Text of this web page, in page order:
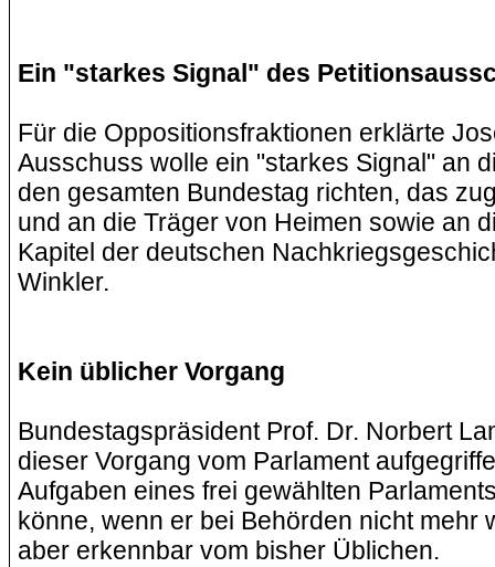
Ein "starkes Signal" des
Für die Oppositionsfraktionen erklärte
Ausschuss wolle ein "starkes Signal" an
den gesamten Bundestag richten, das
und an die Träger von Heimen sowie an
Kapitel der deutschen
Winkler.
Kein üblicher Vorgang
Bundestagspräsident Prof. Dr. Norbert
dieser Vorgang vom Parlament
Aufgaben eines frei gewählten
könne, wenn er bei Behörden nicht
aber erkennbar vom bisher Üblichen.